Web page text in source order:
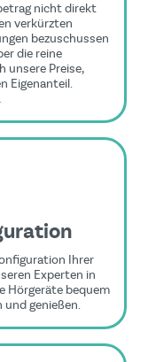
nicht direkt
verkürzten
bezuschussen
die reine
unsere Preise,
Eigenanteil.
Ihrer
Experten in
Hörgeräte bequem
und genießen.